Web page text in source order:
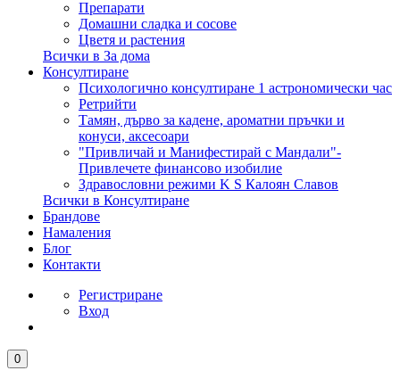
Препарати
Домашни сладка и сосове
Цветя и растения
Всички в За дома
Консултиране
Психологично консултиране 1 астрономически час
Ретрийти
Тамян, дърво за кадене, ароматни пръчки и
конуси, аксесоари
"Привличай и Манифестирай с Мандали"-
Привлечете финансово изобилие
Здравословни режими K S Калоян Славов
Всички в Консултиране
Брандове
Намаления
Блог
Контакти
Регистриране
Вход
0